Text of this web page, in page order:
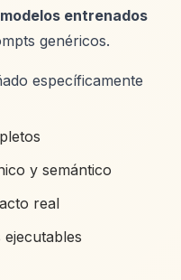
modelos entrenados
genéricos.
específicamente
y semántico
real
ejecutables